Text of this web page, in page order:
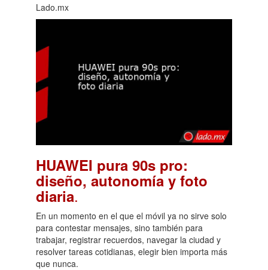
Lado.mx
HUAWEI pura 90s pro:
diseño, autonomía y foto
diaria.
En un momento en el que el móvil ya no sirve solo
para contestar mensajes, sino también para
trabajar, registrar recuerdos, navegar la ciudad y
resolver tareas cotidianas, elegir bien importa más
que nunca.